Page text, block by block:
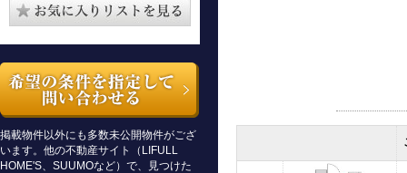
掲載物件以外にも多数未公開物件がござ
います。他の不動産サイト（LIFULL
HOME'S、SUUMOなど）で、見つけた